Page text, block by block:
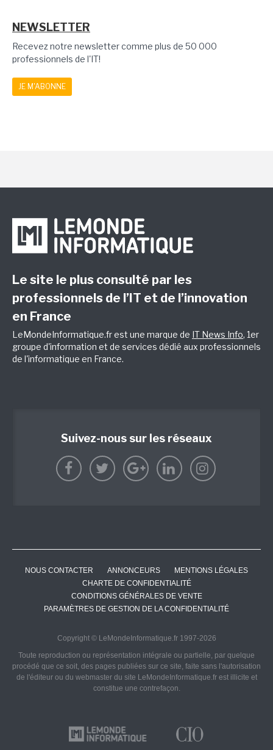
NEWSLETTER
Recevez notre newsletter comme plus de 50 000
professionnels de l'IT!
JE M'ABONNE
Le site le plus consulté par les
professionnels de l’IT et de l’innovation
en France
LeMondeInformatique.fr est une marque de IT News Info, 1er
groupe d'information et de services dédié aux professionnels
de l'informatique en France.
Suivez-nous sur les réseaux
NOUS CONTACTER ANNONCEURS
MENTIONS LÉGALES
CHARTE DE CONFIDENTIALITÉ
CONDITIONS GÉNÉRALES DE VENTE
PARAMÈTRES DE GESTION DE LA CONFIDENTIALITÉ
Copyright © LeMondeInformatique.fr 1997-2026
Toute reproduction ou représentation intégrale ou partielle, par quelque
procédé que ce soit, des pages publiées sur ce site, faite sans l'autorisation
de l'éditeur ou du webmaster du site LeMondeInformatique.fr est illicite et
constitue une contrefaçon.